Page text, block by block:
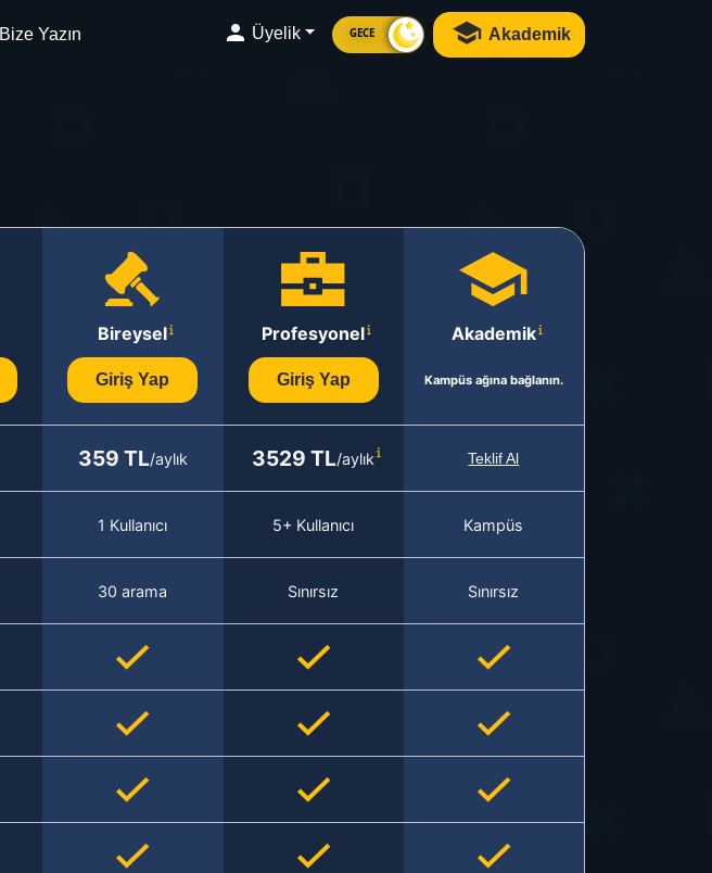
Bize Yazın Üyelik GECE Akademik
Bireysel
Giriş Yap
Profesyonel
Giriş Yap
Akademik
Kampüs ağına bağlanın.
359 TL/aylık 3529 TL/aylık Teklif Al
1 Kullanıcı 5+ Kullanıcı Kampüs
30 arama Sınırsız Sınırsız